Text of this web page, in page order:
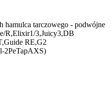
hamulca tarczowego - podwójne
R,Elixir1/3,Juicy3,DB
RE,G2
2PeTapAXS)